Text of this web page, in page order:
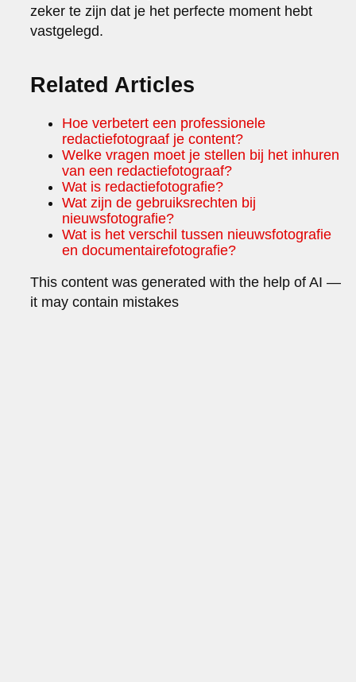
zeker te zijn dat je het perfecte moment hebt
vastgelegd.
Related Articles
Hoe verbetert een professionele
redactiefotograaf je content?
Welke vragen moet je stellen bij het inhuren
van een redactiefotograaf?
Wat is redactiefotografie?
Wat zijn de gebruiksrechten bij
nieuwsfotografie?
Wat is het verschil tussen nieuwsfotografie
en documentairefotografie?
This content was generated with the help of AI —
it may contain mistakes